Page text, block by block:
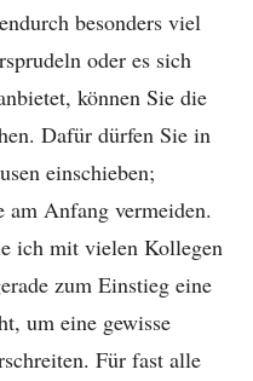
besonders viel
oder es sich
können Sie die
Dafür dürfen Sie in
einschieben;
am Anfang vermeiden.
ich mit vielen Kollegen
zum Einstieg eine
um eine gewisse
Für fast alle